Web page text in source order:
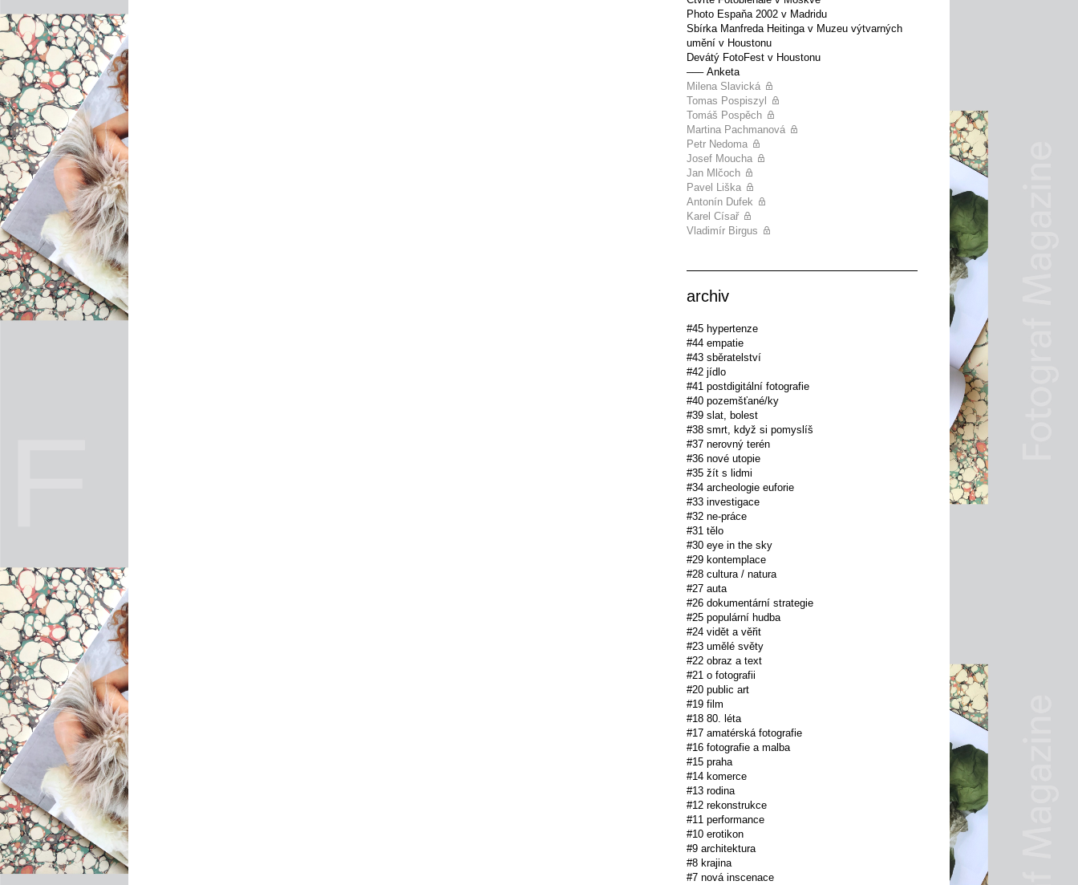
Photo Espaňa 2002 v Madridu
Sbírka Manfreda Heitinga v Muzeu výtvarných
umění v Houstonu
Devátý FotoFest v Houstonu
––– Anketa
Milena Slavická
Tomas Pospiszyl
Tomáš Pospěch
Martina Pachmanová
Petr Nedoma
Josef Moucha
Jan Mlčoch
Pavel Liška
Antonín Dufek
Karel Císař
Vladimír Birgus
archiv
#45 hypertenze
#44 empatie
#43 sběratelství
#42 jídlo
#41 postdigitální fotografie
#40 pozemšťané/ky
#39 slat, bolest
#38 smrt, když si pomyslíš
#37 nerovný terén
#36 nové utopie
#35 žít s lidmi
#34 archeologie euforie
#33 investigace
#32 ne-práce
#31 tělo
#30 eye in the sky
#29 kontemplace
#28 cultura / natura
#27 auta
#26 dokumentární strategie
#25 populární hudba
#24 vidět a věřit
#23 umělé světy
#22 obraz a text
#21 o fotografii
#20 public art
#19 film
#18 80. léta
#17 amatérská fotografie
#16 fotografie a malba
#15 praha
#14 komerce
#13 rodina
#12 rekonstrukce
#11 performance
#10 erotikon
#9 architektura
#8 krajina
#7 nová inscenace